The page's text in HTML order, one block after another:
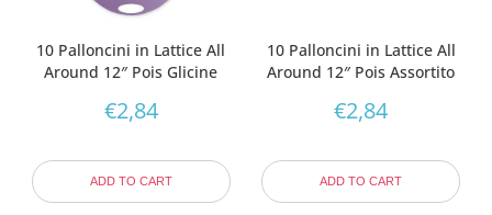
10 Palloncini in Lattice All
Around 12″ Pois Glicine
€2,84
ADD TO CART
10 Palloncini in Lattice All
Around 12″ Pois Assortito
€2,84
ADD TO CART